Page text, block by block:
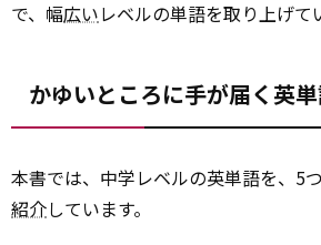
で、幅広いレベルの単語を取り上げて
かゆいところに手が届く英
本書では、中学レベルの英単語を、5
紹介しています。